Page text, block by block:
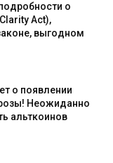
о
Act),
выгодном
о появлении
Неожиданно
альткоинов